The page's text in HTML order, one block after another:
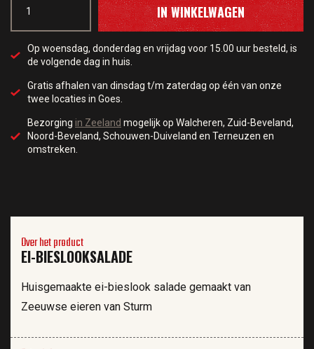
IN WINKELWAGEN
Op woensdag, donderdag en vrijdag voor 15.00 uur besteld, is
de volgende dag in huis.
Gratis afhalen van dinsdag t/m zaterdag op één van onze
twee locaties in Goes.
Bezorging in Zeeland mogelijk op Walcheren, Zuid-Beveland,
Noord-Beveland, Schouwen-Duiveland en Terneuzen en
omstreken.
Over het product
EI-BIESLOOKSALADE
Huisgemaakte ei-bieslook salade gemaakt van
Zeeuwse eieren van Sturm